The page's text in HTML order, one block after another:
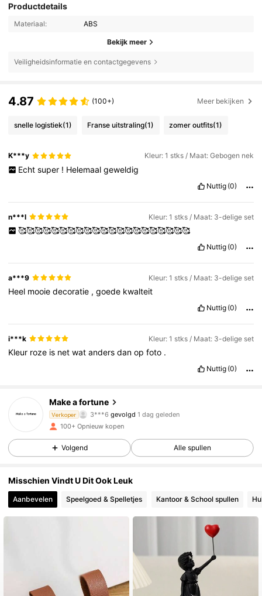
Productdetails
Materiaal: ABS
Bekijk meer
Veiligheidsinformatie en contactgegevens
4.87 (100+) Meer bekijken
snelle logistiek(1) Franse uitstraling(1) zomer outfits(1)
K***y Kleur: 1 stks / Maat: Gebogen nek
Echt super ! Helemaal geweldig
Nuttig (0)
n***l Kleur: 1 stks / Maat: 3-delige set
🥰🥰🥰🥰🥰🥰🥰🥰🥰🥰🥰🥰🥰🥰🥰🥰🥰🥰🥰🥰🥰
Nuttig (0)
a***9 Kleur: 1 stks / Maat: 3-delige set
Heel mooiedecoratie ,goede kwalteit
Nuttig (0)
i***k Kleur: 1 stks / Maat: 3-delige set
Kleur roze is netwatandersdanopfoto .
Nuttig (0)
Make a fortune
Verkoper gevolgd
842 Volgers
4.83 842 Volgers
4.83 842 Volgers
100+ Opnieuw kopen
Volgend Alle spullen
Misschien Vindt U Dit Ook Leuk
Aanbevelen Speelgoed & Spelletjes Kantoor & School spullen